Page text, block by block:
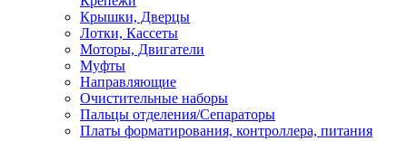
Крышки, Дверцы
Лотки, Кассеты
Моторы, Двигатели
Муфты
Направляющие
Очистительные наборы
Пальцы отделения/Сепараторы
Платы форматирования, контроллера, питания